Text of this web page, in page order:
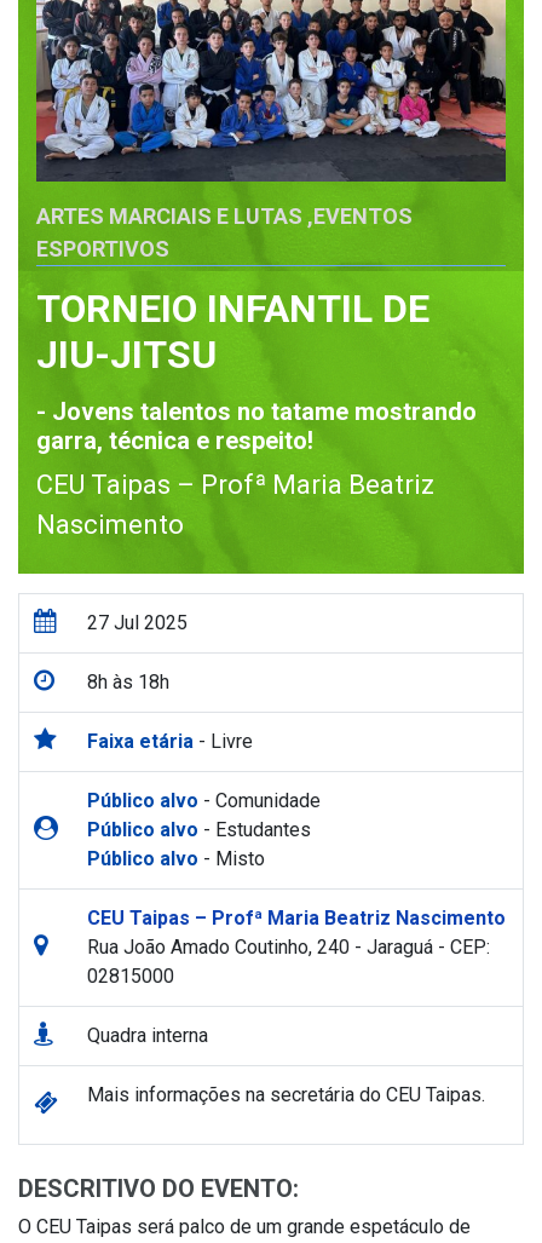
ARTES MARCIAIS E LUTAS ,EVENTOS
ESPORTIVOS
TORNEIO INFANTIL DE
JIU-JITSU
- Jovens talentos no tatame mostrando
garra, técnica e respeito!
CEU Taipas – Profª Maria Beatriz
Nascimento
27 Jul 2025
8h às 18h
Faixa etária - Livre
Público alvo - Comunidade
Público alvo - Estudantes
Público alvo - Misto
CEU Taipas – Profª Maria Beatriz Nascimento
Rua João Amado Coutinho, 240 - Jaraguá - CEP:
02815000
Quadra interna
Mais informações na secretária do CEU Taipas.
DESCRITIVO DO EVENTO:
O CEU Taipas será palco de um grande espetáculo de